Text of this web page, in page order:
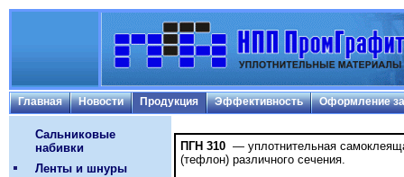
Главная Новости Продукция Эффективность Оформление
Сальниковые
набивки
Ленты и шнуры
ПГН 310 — уплотнительная
(тефлон) различного сечения.